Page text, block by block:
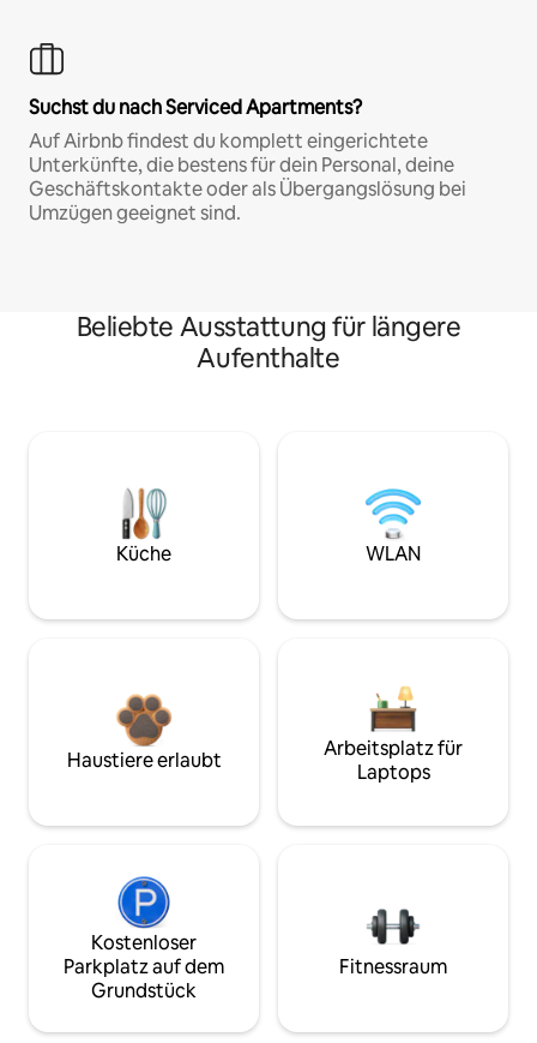
Suchst du nach Serviced Apartments?
Auf Airbnb findest du komplett eingerichtete
Unterkünfte, die bestens für dein Personal, deine
Geschäftskontakte oder als Übergangslösung bei
Umzügen geeignet sind.
Beliebte Ausstattung für längere
Aufenthalte
Küche WLAN
Haustiere erlaubt
Arbeitsplatz für
Laptops
Kostenloser
Parkplatz auf dem
Grundstück
Fitnessraum